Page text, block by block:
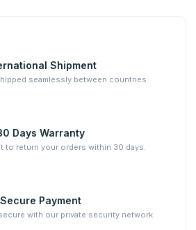
Shipment
seamlessly between countries
Days Warranty
to return your orders within 30 days.
Secure Payment
with our private security network.